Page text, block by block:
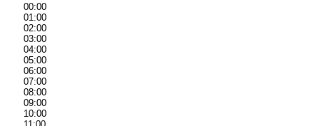
00:00
01:00
02:00
03:00
04:00
05:00
06:00
07:00
08:00
09:00
10:00